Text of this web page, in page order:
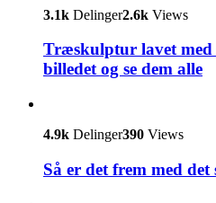
3.1k Delinger2.6k Views
Træskulptur lavet
billedet og se dem alle
4.9k Delinger390 Views
Så er det frem med det